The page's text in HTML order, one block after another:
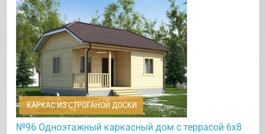
КАРКАС ИЗ СТРОГАНОЙ ДОСКИ
№96 Одноэтажный каркасный дом с террасой 6х8